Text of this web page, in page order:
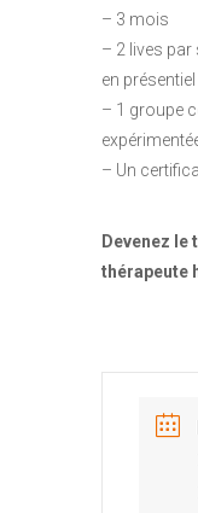
– 3 mois
– 2 lives par
en présentiel
– 1 groupe
– Un
Devenez le
thérapeute